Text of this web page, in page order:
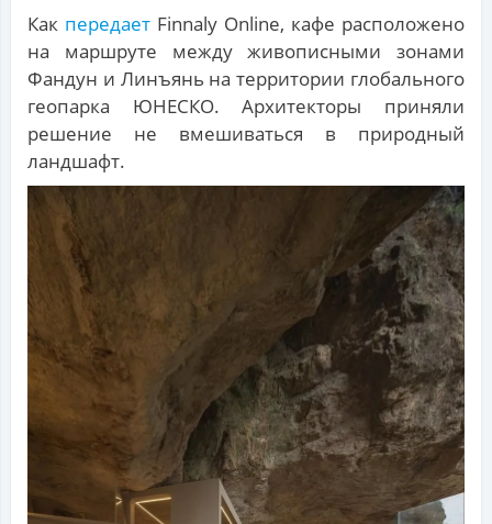
Как передает Finnaly Online, кафе расположено
на маршруте между живописными зонами
Фандун и Линъянь на территории глобального
геопарка ЮНЕСКО. Архитекторы приняли
решение не вмешиваться в природный
ландшафт.